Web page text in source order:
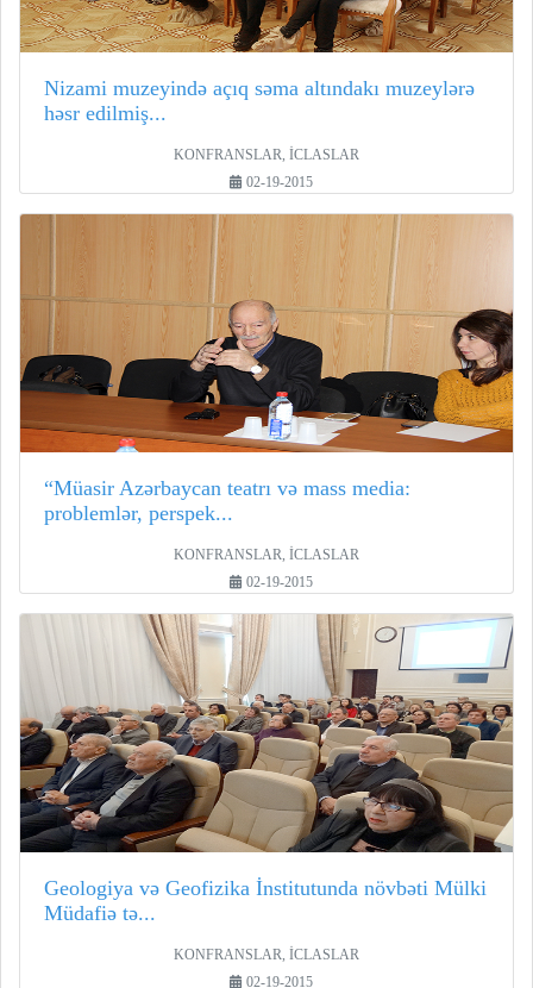
Nizami muzeyində açıq səma altındakı muzeylərə
həsr edilmiş...
KONFRANSLAR, İCLASLAR
02-19-2015
“Müasir Azərbaycan teatrı və mass media:
problemlər, perspek...
KONFRANSLAR, İCLASLAR
02-19-2015
Geologiya və Geofizika İnstitutunda növbəti Mülki
Müdafiə tə...
KONFRANSLAR, İCLASLAR
02-19-2015